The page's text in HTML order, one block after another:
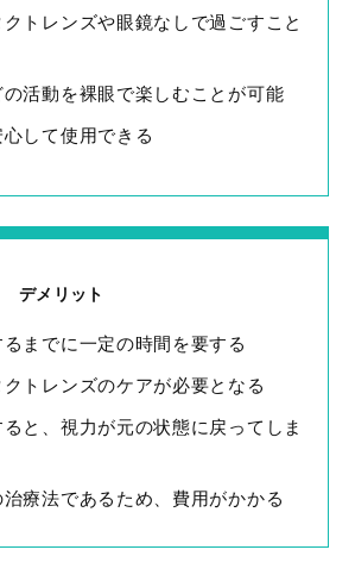
トレンズや眼鏡なしで過ごすこと
活動を裸眼で楽しむことが可能
して使用できる
デメリット
までに一定の時間を要する
トレンズのケアが必要となる
と、視力が元の状態に戻ってしま
療法であるため、費用がかかる